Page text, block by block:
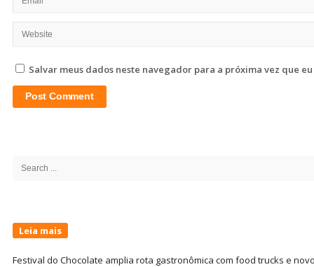
Salvar meus dados neste navegador para a próxima vez que
Search
Leia mais
Festival do Chocolate amplia rota gastronômica com food trucks e